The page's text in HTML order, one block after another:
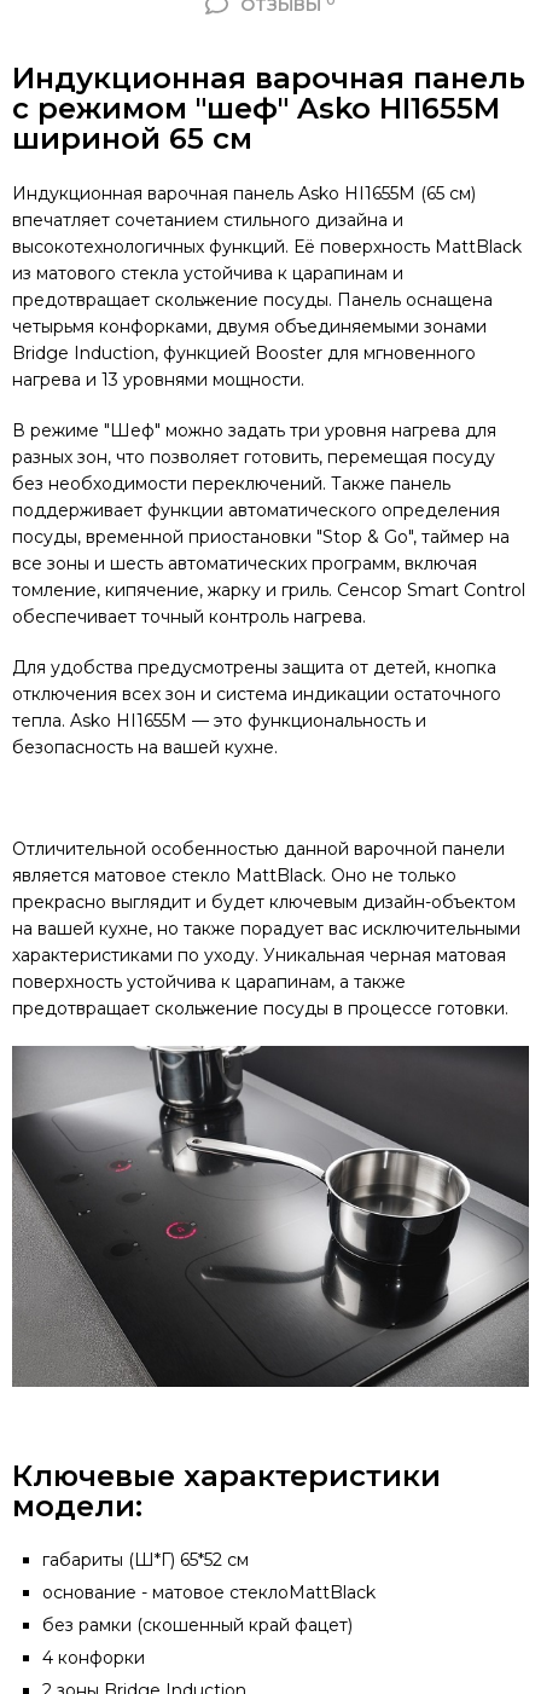
ОТЗЫВЫ
Индукционная варочная панель
с режимом "шеф" Asko HI1655M
шириной 65 см
Индукционная варочная панель Asko HI1655M (65 см)
впечатляет сочетанием стильного дизайна и
высокотехнологичных функций. Её поверхность MattBlack
из матового стекла устойчива к царапинам и
предотвращает скольжение посуды. Панель оснащена
четырьмя конфорками, двумя объединяемыми зонами
Bridge Induction, функцией Booster для мгновенного
нагрева и 13 уровнями мощности.
В режиме "Шеф" можно задать три уровня нагрева для
разных зон, что позволяет готовить, перемещая посуду
без необходимости переключений. Также панель
поддерживает функции автоматического определения
посуды, временной приостановки "Stop & Go", таймер на
все зоны и шесть автоматических программ, включая
томление, кипячение, жарку и гриль. Сенсор Smart Control
обеспечивает точный контроль нагрева.
Для удобства предусмотрены защита от детей, кнопка
отключения всех зон и система индикации остаточного
тепла. Asko HI1655M — это функциональность и
безопасность на вашей кухне.
Отличительной особенностью данной варочной панели
является матовое стекло MattBlack. Оно не только
прекрасно выглядит и будет ключевым дизайн-объектом
на вашей кухне, но также порадует вас исключительными
характеристиками по уходу. Уникальная черная матовая
поверхность устойчива к царапинам, а также
предотвращает скольжение посуды в процессе готовки.
Ключевые характеристики
модели:
габариты (Ш*Г) 65*52 см
основание - матовое стеклоMattBlack
без рамки (скошенный край фацет)
4 конфорки